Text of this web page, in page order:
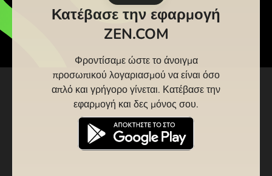
Κατέβασε την εφαρμογή
ZEN.COM
Φροντίσαμε ώστε το άνοιγμα
προσωπικού λογαριασμού να είναι όσο
απλό και γρήγορο γίνεται. Κατέβασε την
εφαρμογή και δες μόνος σου.